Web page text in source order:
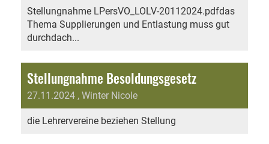
Stellungnahme LPersVO_LOLV-20112024.pdfdas
Thema Supplierungen und Entlastung muss gut
durchdach...
Stellungnahme Besoldungsgesetz
27.11.2024 , Winter Nicole
die Lehrervereine beziehen Stellung